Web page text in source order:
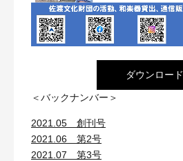
ダウンロード
＜バックナンバー＞
2021.05 創刊号
2021.06 第2号
2021.07 第3号